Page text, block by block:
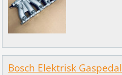
Bosch Elektrisk Gaspedal